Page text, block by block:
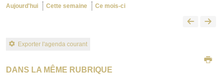
Aujourd'hui Cette semaine Ce mois-ci
Exporter l'agenda courant
DANS LA MÊME RUBRIQUE